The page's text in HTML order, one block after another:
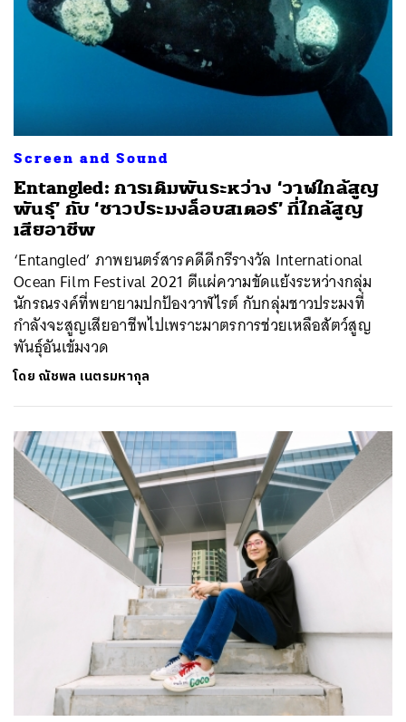
Screen and Sound
Entangled: การเดิมพันระหว่าง ‘วาฬใกล้สูญ
พันธุ์’ กับ ‘ชาวประมงล็อบสเตอร์’ ที่ใกล้สูญ
เสียอาชีพ
‘Entangled’ ภาพยนตร์สารคดีดีกรีรางวัล International
Ocean Film Festival 2021 ตีแผ่ความขัดแย้งระหว่างกลุ่ม
นักรณรงค์ที่พยายามปกป้องวาฬไรต์ กับกลุ่มชาวประมงที่
กำลังจะสูญเสียอาชีพไปเพราะมาตรการช่วยเหลือสัตว์สูญ
พันธ์ุอันเข้มงวด
โดย ณัชพล เนตรมหากุล